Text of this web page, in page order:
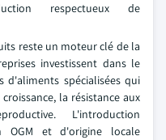
respectueux de
reste un moteur clé de la
investissent dans le
spécialisées qui
la résistance aux
L'introduction
OGM et d'origine locale